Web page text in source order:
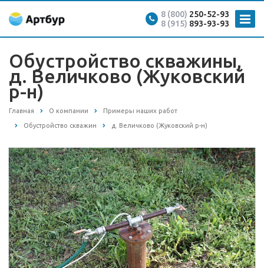
8 (800) 250-52-93
8 (915) 893-93-93
Обустройство скважины,
д. Величково (Жуковский
р-н)
Главная О компании Примеры наших работ
Обустройство скважин д. Величково (Жуковский р-н)